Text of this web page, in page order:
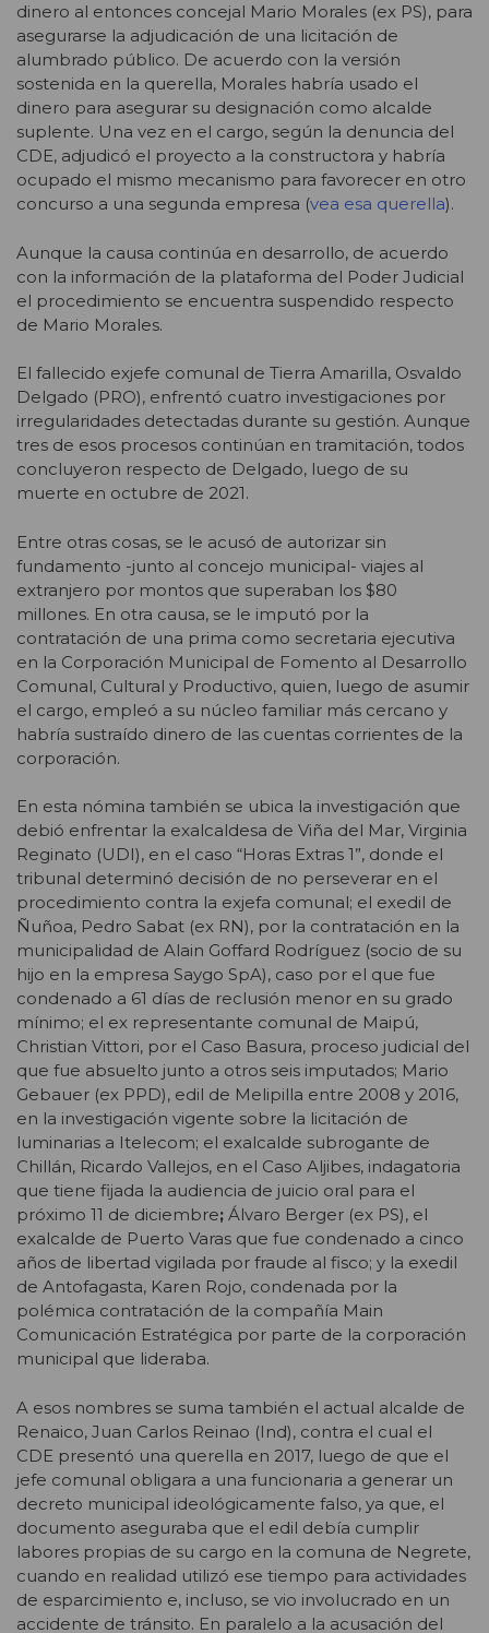
dinero al entonces concejal Mario Morales (ex PS), para
asegurarse la adjudicación de una licitación de
alumbrado público. De acuerdo con la versión
sostenida en la querella, Morales habría usado el
dinero para asegurar su designación como alcalde
suplente. Una vez en el cargo, según la denuncia del
CDE, adjudicó el proyecto a la constructora y habría
ocupado el mismo mecanismo para favorecer en otro
concurso a una segunda empresa (vea esa querella).
Aunque la causa continúa en desarrollo, de acuerdo
con la información de la plataforma del Poder Judicial
el procedimiento se encuentra suspendido respecto
de Mario Morales.
El fallecido exjefe comunal de Tierra Amarilla, Osvaldo
Delgado (PRO), enfrentó cuatro investigaciones por
irregularidades detectadas durante su gestión. Aunque
tres de esos procesos continúan en tramitación, todos
concluyeron respecto de Delgado, luego de su
muerte en octubre de 2021.
Entre otras cosas, se le acusó de autorizar sin
fundamento -junto al concejo municipal- viajes al
extranjero por montos que superaban los $80
millones. En otra causa, se le imputó por la
contratación de una prima como secretaria ejecutiva
en la Corporación Municipal de Fomento al Desarrollo
Comunal, Cultural y Productivo, quien, luego de asumir
el cargo, empleó a su núcleo familiar más cercano y
habría sustraído dinero de las cuentas corrientes de la
corporación.
En esta nómina también se ubica la investigación que
debió enfrentar la exalcaldesa de Viña del Mar, Virginia
Reginato (UDI), en el caso “Horas Extras 1”, donde el
tribunal determinó decisión de no perseverar en el
procedimiento contra la exjefa comunal; el exedil de
Ñuñoa, Pedro Sabat (ex RN), por la contratación en la
municipalidad de Alain Goffard Rodríguez (socio de su
hijo en la empresa Saygo SpA), caso por el que fue
condenado a 61 días de reclusión menor en su grado
mínimo; el ex representante comunal de Maipú,
Christian Vittori, por el Caso Basura, proceso judicial del
que fue absuelto junto a otros seis imputados; Mario
Gebauer (ex PPD), edil de Melipilla entre 2008 y 2016,
en la investigación vigente sobre la licitación de
luminarias a Itelecom; el exalcalde subrogante de
Chillán, Ricardo Vallejos, en el Caso Aljibes, indagatoria
que tiene fijada la audiencia de juicio oral para el
próximo 11 de diciembre; Álvaro Berger (ex PS), el
exalcalde de Puerto Varas que fue condenado a cinco
años de libertad vigilada por fraude al fisco; y la exedil
de Antofagasta, Karen Rojo, condenada por la
polémica contratación de la compañía Main
Comunicación Estratégica por parte de la corporación
municipal que lideraba.
A esos nombres se suma también el actual alcalde de
Renaico, Juan Carlos Reinao (Ind), contra el cual el
CDE presentó una querella en 2017, luego de que el
jefe comunal obligara a una funcionaria a generar un
decreto municipal ideológicamente falso, ya que, el
documento aseguraba que el edil debía cumplir
labores propias de su cargo en la comuna de Negrete,
cuando en realidad utilizó ese tiempo para actividades
de esparcimiento e, incluso, se vio involucrado en un
accidente de tránsito. En paralelo a la acusación del